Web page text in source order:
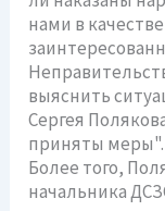
нами в
выяснить
Сергея
приняты меры".
Более того,
начальника